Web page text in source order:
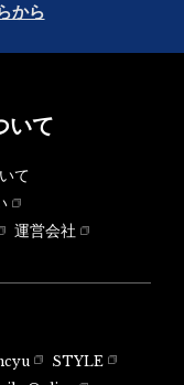
から
いて
て
運営会社
STYLE